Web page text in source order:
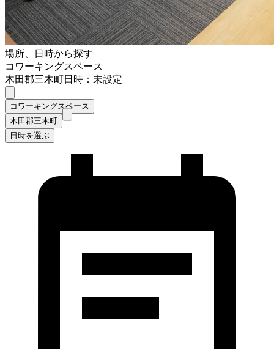
場所、日時から探す
コワーキングスペース
木田郡三木町日時：未設定
コワーキングスペース
木田郡三木町
日時を選ぶ